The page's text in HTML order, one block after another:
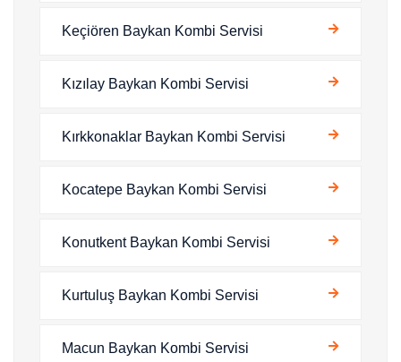
Keçiören Baykan Kombi Servisi
Kızılay Baykan Kombi Servisi
Kırkkonaklar Baykan Kombi Servisi
Kocatepe Baykan Kombi Servisi
Konutkent Baykan Kombi Servisi
Kurtuluş Baykan Kombi Servisi
Macun Baykan Kombi Servisi